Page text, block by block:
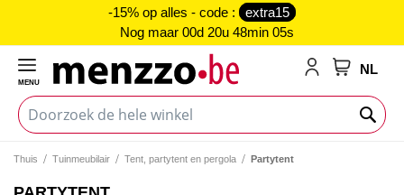
-15% op alles - code :
extra15
Nog maar 00d 20u 48min 05s
NL
MENU
Thuis Tuinmeubilair Tent, partytent en pergola Partytent